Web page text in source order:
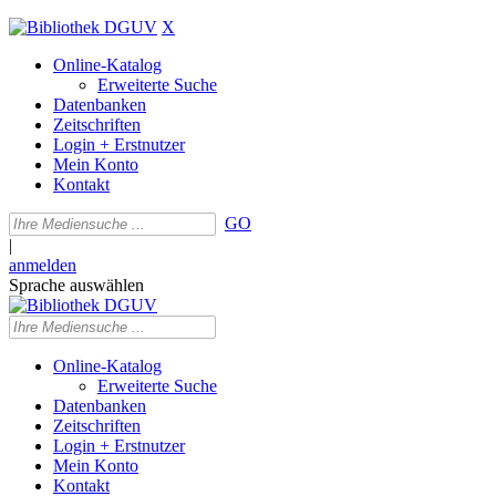
X
Online-Katalog
Erweiterte Suche
Datenbanken
Zeitschriften
Login + Erstnutzer
Mein Konto
Kontakt
GO
|
anmelden
Sprache auswählen
Online-Katalog
Erweiterte Suche
Datenbanken
Zeitschriften
Login + Erstnutzer
Mein Konto
Kontakt